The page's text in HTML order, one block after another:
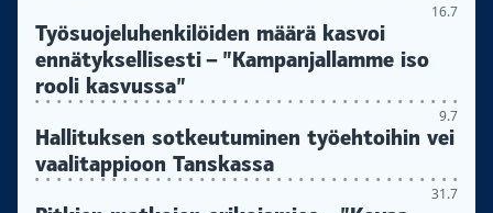
16.7
Työsuojeluhenkilöiden määrä kasvoi
ennätyksellisesti – ”Kampanjallamme iso
rooli kasvussa”
9.7
Hallituksen sotkeutuminen työehtoihin vei
vaalitappioon Tanskassa
31.7